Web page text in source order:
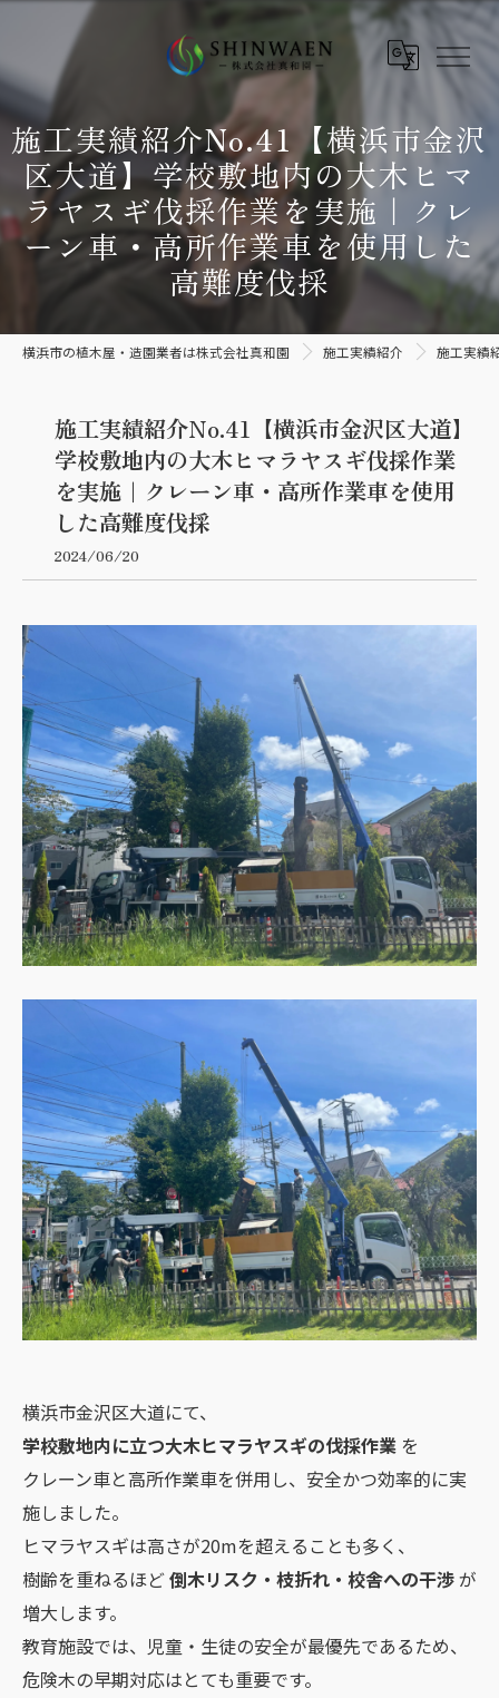
施工実績紹介No.41【横浜市金沢
区大道】学校敷地内の大木ヒマ
ラヤスギ伐採作業を実施｜クレ
ーン車・高所作業車を使用した
高難度伐採
横浜市の植木屋・造園業者は株式会社真和園 施工実績紹介 施工実績
施工実績紹介No.41【横浜市金沢区大道】
学校敷地内の大木ヒマラヤスギ伐採作業
を実施｜クレーン車・高所作業車を使用
した高難度伐採
2024/06/20
横浜市金沢区大道にて、
学校敷地内に立つ大木ヒマラヤスギの伐採作業 を
クレーン車と高所作業車を併用し、安全かつ効率的に実
施しました。
ヒマラヤスギは高さが20mを超えることも多く、
樹齢を重ねるほど倒木リスク・枝折れ・校舎への干渉が
増大します。
教育施設では、児童・生徒の安全が最優先であるため、
危険木の早期対応はとても重要です。